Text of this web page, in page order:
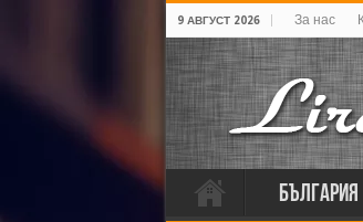
9 АВГУСТ 2026 За нас
България